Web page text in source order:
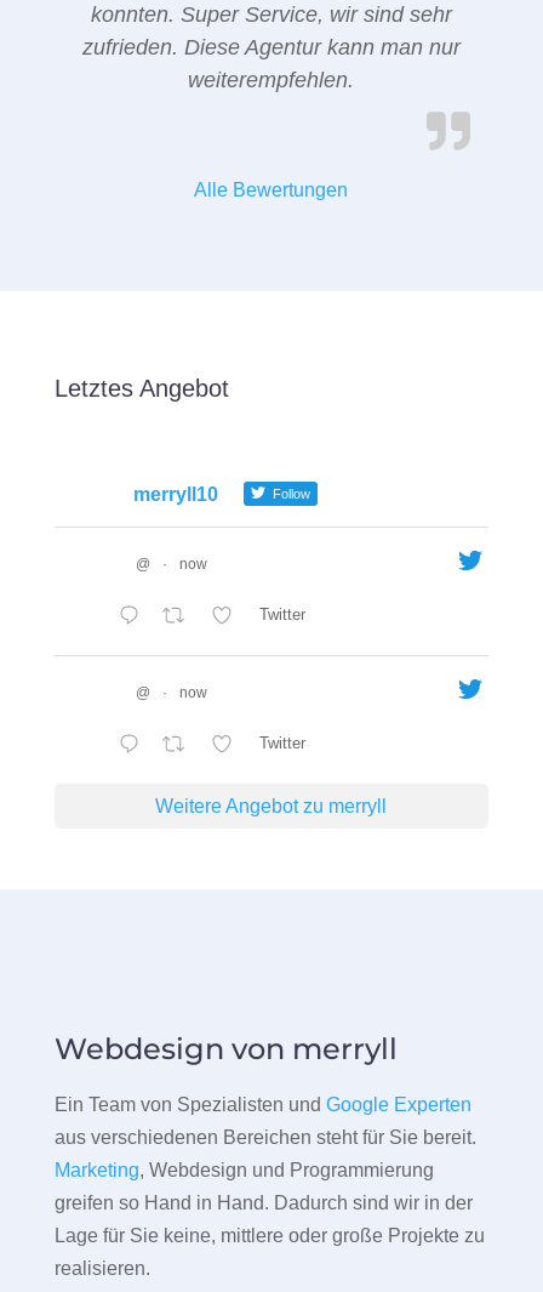
konnten. Super Service, wir sind sehr
zufrieden. Diese Agentur kann man nur
weiterempfehlen.
Alle Bewertungen
Letztes Angebot
merryll10 Follow
@ · now
Twitter
@ · now
Twitter
Weitere Angebot zu merryll
Webdesign von merryll
Ein Team von Spezialisten und Google Experten
aus verschiedenen Bereichen steht für Sie bereit.
Marketing, Webdesign und Programmierung
greifen so Hand in Hand. Dadurch sind wir in der
Lage für Sie keine, mittlere oder große Projekte zu
realisieren.